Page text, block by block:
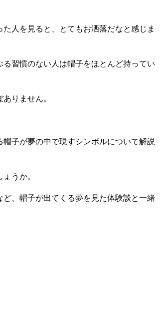
人を見ると、とてもお洒落だなと感じま
習慣のない人は帽子をほとんど持ってい
りません。
子が夢の中で現すシンボルについて解説
うか。
、帽子が出てくる夢を見た体験談と一緒